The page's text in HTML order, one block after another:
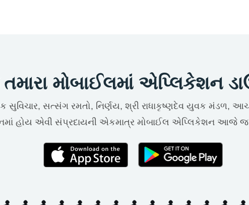
મોબાઈલમાં એપ્લિકેશન
સુવિચાર, સત્સંગ રમતો, નિર્ણય, શ્રી રાધાકૃષ્ણદેવ યુવક
હોય એવી સંપ્રદાયની એકમાત્ર મોબાઈલ એપ્લિકેશન આજે જ